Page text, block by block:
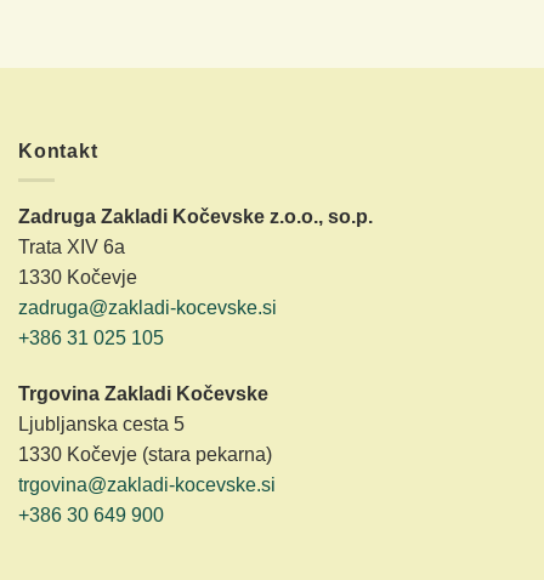
Kontakt
Zadruga Zakladi Kočevske z.o.o., so.p.
Trata XIV 6a
1330 Kočevje
zadruga@zakladi-kocevske.si
+386 31 025 105
Trgovina Zakladi Kočevske
Ljubljanska cesta 5
1330 Kočevje (stara pekarna)
trgovina@zakladi-kocevske.si
+386 30 649 900